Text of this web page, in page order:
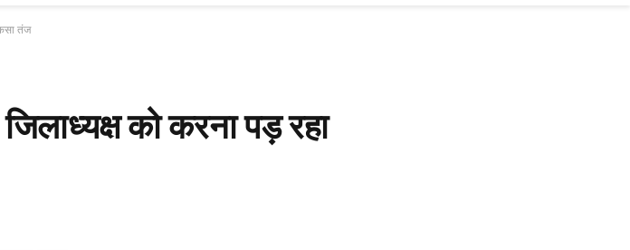
तंज
को करना पड़ रहा